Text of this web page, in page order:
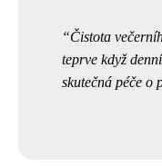
Čistota
teprve když
skutečná péče o